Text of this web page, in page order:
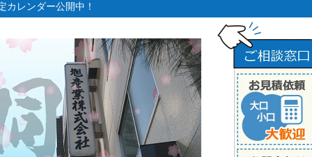
カレンダー公開中！